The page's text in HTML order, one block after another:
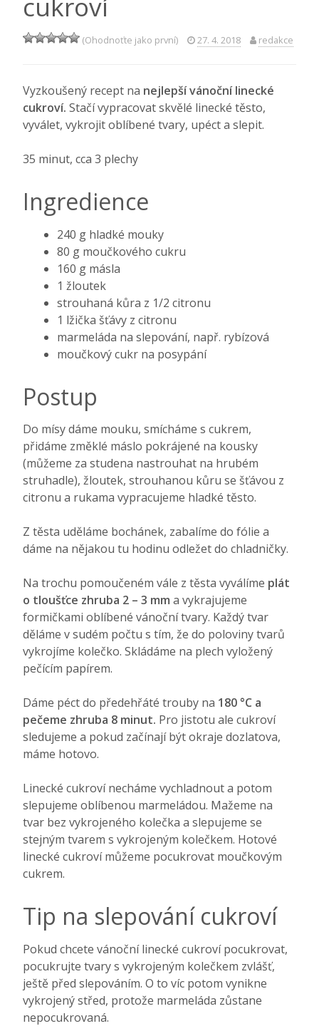
(Ohodnoťte jako první) 27. 4. 2018 redakce
Vyzkoušený recept na nejlepší vánoční linecké
cukroví. Stačí vypracovat skvělé linecké těsto,
vyválet, vykrojit oblíbené tvary, upéct a slepit.
35 minut, cca 3 plechy
Ingredience
240 g hladké mouky
80 g moučkového cukru
160 g másla
1 žloutek
strouhaná kůra z 1/2 citronu
1 lžička šťávy z citronu
marmeláda na slepování, např. rybízová
moučkový cukr na posypání
Postup
Do mísy dáme mouku, smícháme s cukrem,
přidáme změklé máslo pokrájené na kousky
(můžeme za studena nastrouhat na hrubém
struhadle), žloutek, strouhanou kůru se šťávou z
citronu a rukama vypracujeme hladké těsto.
Z těsta uděláme bochánek, zabalíme do fólie a
dáme na nějakou tu hodinu odležet do chladničky.
Na trochu pomoučeném vále z těsta vyválíme plát
o tloušťce zhruba 2 – 3 mm a vykrajujeme
formičkami oblíbené vánoční tvary. Každý tvar
děláme v sudém počtu s tím, že do poloviny tvarů
vykrojíme kolečko. Skládáme na plech vyložený
pečícím papírem.
Dáme péct do předehřáté trouby na 180 °C a
pečeme zhruba 8 minut. Pro jistotu ale cukroví
sledujeme a pokud začínají být okraje dozlatova,
máme hotovo.
Linecké cukroví necháme vychladnout a potom
slepujeme oblíbenou marmeládou. Mažeme na
tvar bez vykrojeného kolečka a slepujeme se
stejným tvarem s vykrojeným kolečkem. Hotové
linecké cukroví můžeme pocukrovat moučkovým
cukrem.
Tip na slepování cukroví
Pokud chcete vánoční linecké cukroví pocukrovat,
pocukrujte tvary s vykrojeným kolečkem zvlášť,
ještě před slepováním. O to víc potom vynikne
vykrojený střed, protože marmeláda zůstane
nepocukrovaná.